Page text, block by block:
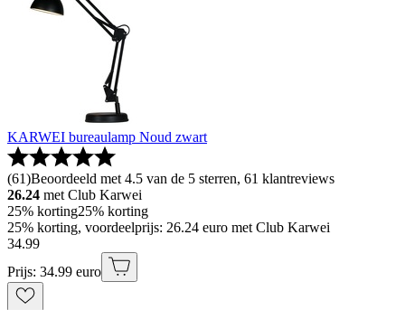
KARWEI bureaulamp Noud zwart
(61)Beoordeeld met 4.5 van de 5 sterren, 61 klantreviews
26.24 met Club Karwei
25% korting25% korting
25% korting, voordeelprijs: 26.24 euro met Club Karwei
34.99
Prijs: 34.99 euro